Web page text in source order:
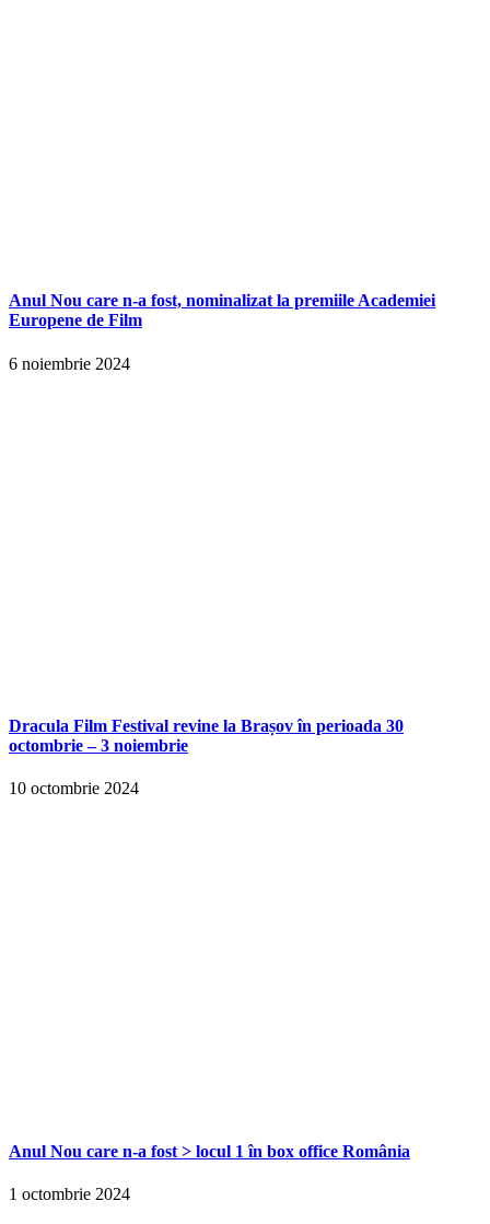
Anul Nou care n-a fost, nominalizat la premiile Academiei
Europene de Film
6 noiembrie 2024
Dracula Film Festival revine la Brașov în perioada 30
octombrie – 3 noiembrie
10 octombrie 2024
Anul Nou care n-a fost > locul 1 în box office România
1 octombrie 2024